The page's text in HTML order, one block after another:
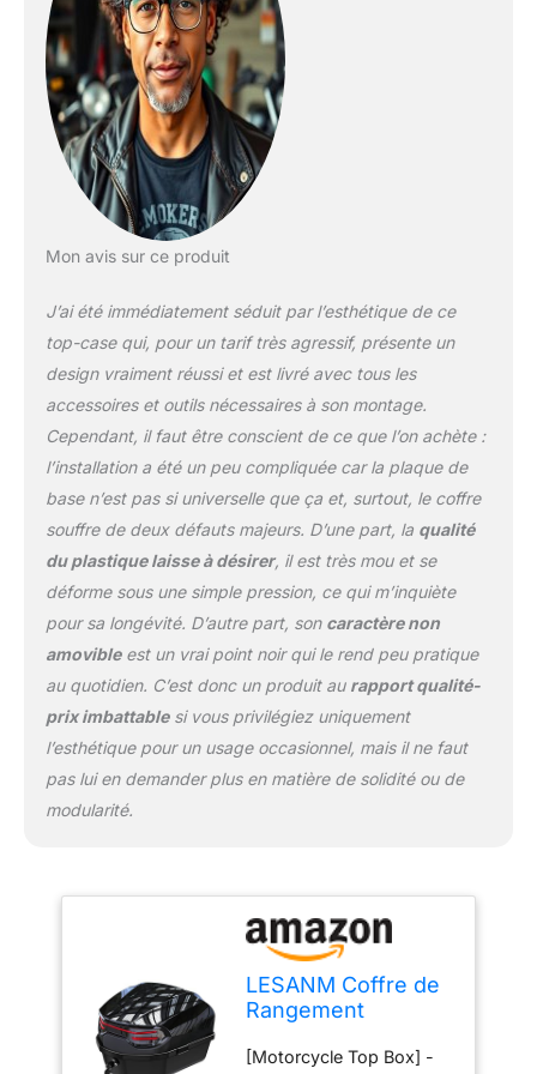
Résistance aux
intempéries toute la
journée et excellent
système de stockage,
Facile à stocker plus
d'articles, capacité de 35
L pouvant stocker des
verrou de sécurité pour
plastique profilé
confortable] - Le dossier
en plastique profilé
imperméable peut vous
d'épaisseur et de
confort. La surface du
produit est belle,
tridimensionnelle et lisse.
[Réflecteur de nuit] - il
est plus sûr de conduire
la nuit. Le matériau
réfléchissant à haute
luminosité est utilisé. Le
grand réflecteur offre une
sécurité supplémentaire
afin que vous soyez
toujours visible et que
matériel à monter dans
un porte-bagages. Il est
très pratique avec une
poignée pour le sortir ou
aller.
Mon avis sur ce produit
J’ai été immédiatement séduit par l’esthétique de ce
top-case qui, pour un tarif très agressif, présente un
design vraiment réussi et est livré avec tous les
accessoires et outils nécessaires à son montage.
Cependant, il faut être conscient de ce que l’on achète :
l’installation a été un peu compliquée car la plaque de
base n’est pas si universelle que ça et, surtout, le coffre
souffre de deux défauts majeurs. D’une part, la qualité
du plastique laisse à désirer, il est très mou et se
déforme sous une simple pression, ce qui m’inquiète
pour sa longévité. D’autre part, son caractère non
amovibleest un vrai point noir qui le rend peu pratique
au quotidien. C’est donc un produit au rapport qualité-
prix imbattablesi vous privilégiez uniquement
l’esthétique pour un usage occasionnel, mais il ne faut
pas lui en demander plus en matière de solidité ou de
modularité.
LESANM Coffre de
Rangement
Plastique avec
[Motorcycle Top Box] -